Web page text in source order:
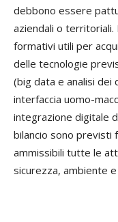
debbono essere
aziendali o territoriali.
formativi utili per
delle tecnologie
(big data e analisi
interfaccia uomo-
integrazione digitale
bilancio sono previsti
ammissibili tutte le
sicurezza, ambiente